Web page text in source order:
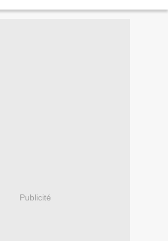
Publicité